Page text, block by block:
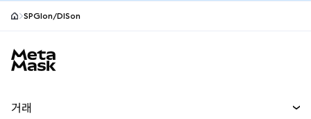
SPGIon/DISon
거래